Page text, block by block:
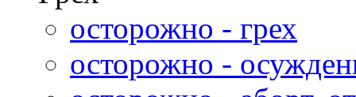
осторожно - грех
осторожно -